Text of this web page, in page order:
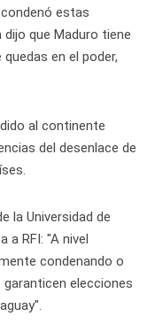
estas
dijo que Maduro tiene
en el poder,
al continente
del desenlace de
la Universidad de
a RFI: "A nivel
condenando o
elecciones